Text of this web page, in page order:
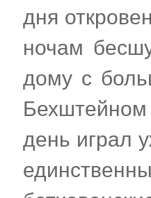
дня
ночам
дому с
день играл